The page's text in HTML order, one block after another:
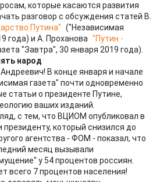
которые касаются развития
разговор с обсуждения статей В.
Путина" ("Независимая
года) и А. Проханова "Путин -
"Завтра", 30 января 2019 года).
народ
В конце января и начале
газета" почти одновременно
статьи о президенте Путине,
ваших изданий.
с тем, что ВЦИОМ опубликовал в
который снизился до
агентства - ФОМ - показал, что
месяц вызывали
у 54 процентов россиян.
всего 7 процентов населения!